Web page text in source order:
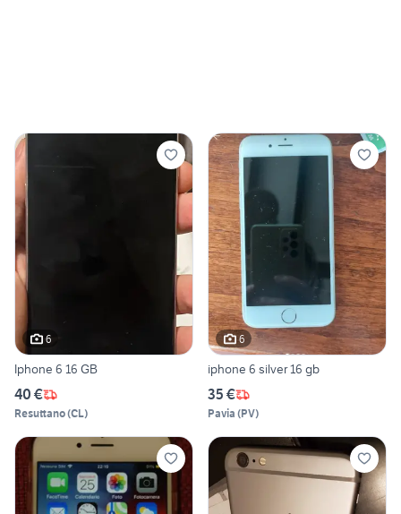
6
Iphone 6 16 GB
40 €
Resuttano(CL)
6
iphone 6 silver 16 gb
35 €
Pavia (PV)